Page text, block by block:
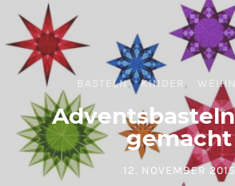
BASTELN KINDER
gemacht
POSTED ON
12. NOVEMBER 2015